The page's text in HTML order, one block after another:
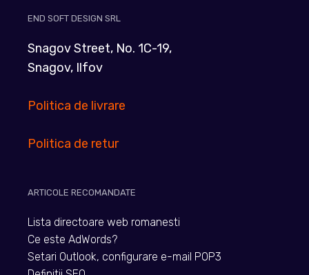
END SOFT DESIGN SRL
Snagov Street, No. 1C-19,
Snagov, Ilfov
Politica de livrare
Politica de retur
ARTICOLE RECOMANDATE
Lista directoare web romanesti
Ce este AdWords?
Setari Outlook, configurare e-mail POP3